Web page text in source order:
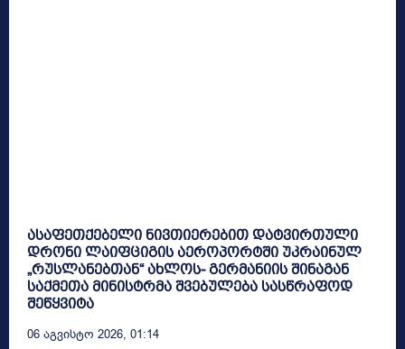
ასაფეთქებელი ნივთიერებით დატვირთული
დრონი ლაიფციგის აეროპორტში უკრაინულ
„რუსლანებთან“ ახლოს- გერმანიის შინაგან
საქმეთა მინისტრმა შვებულება სასწრაფოდ
შეწყვიტა
06 Აგვისტო 2026, 01:14